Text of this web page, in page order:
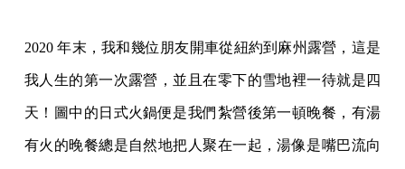
2020 年末，我和幾位朋友開車從紐約到麻州露營，這是
我人生的第一次露營，並且在零下的雪地裡一待就是四
天！圖中的日式火鍋便是我們紮營後第一頓晚餐，有湯
有火的晚餐總是自然地把人聚在一起，湯像是嘴巴流向